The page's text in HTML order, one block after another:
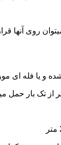
و یا فله ای